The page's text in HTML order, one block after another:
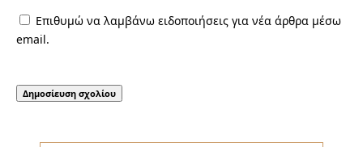
Επιθυμώ να λαμβάνω ειδοποιήσεις για νέα άρθρα μέσω
email.